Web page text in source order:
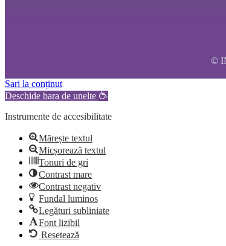
©
Sari la conținut
Deschide bara de unelte
Instrumente de accesibilitate
Mărește textul
Micșorează textul
Tonuri de gri
Contrast mare
Contrast negativ
Fundal luminos
Legături subliniate
Font lizibil
Resetează